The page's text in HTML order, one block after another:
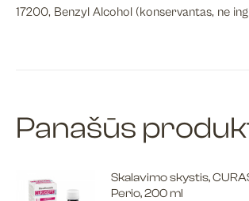
17200, Benzyl Alcohol (konservantas, ne
Panašūs
Skalavimo skystis,
Perio, 200 ml